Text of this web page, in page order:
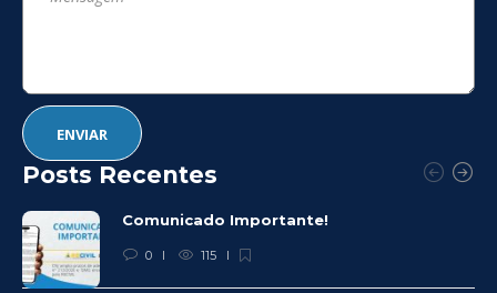
Posts Recentes
Comunicado Importante!
0 115